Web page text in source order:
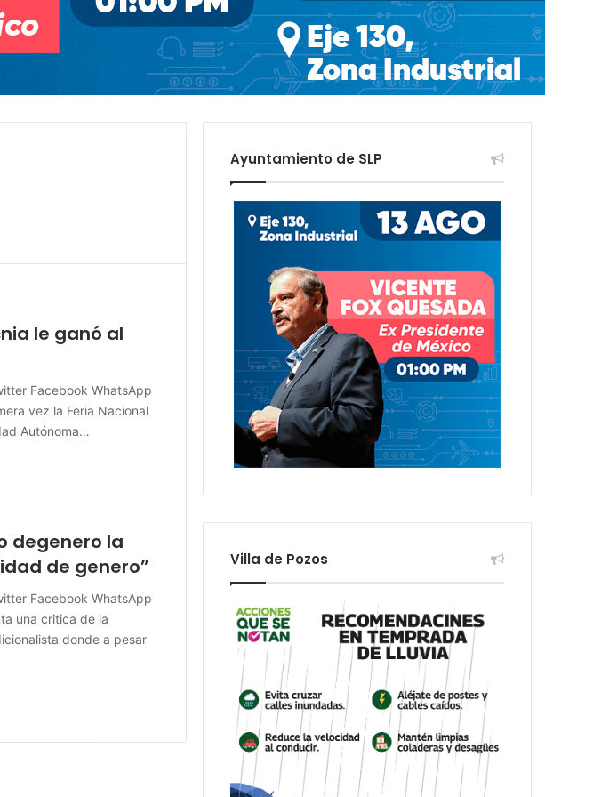
le ganó al
Facebook WhatsApp
vez la Feria Nacional
Autónoma…
degenero la
de genero”
Facebook WhatsApp
una critica de la
donde a pesar
Ayuntamiento de SLP
Villa de Pozos